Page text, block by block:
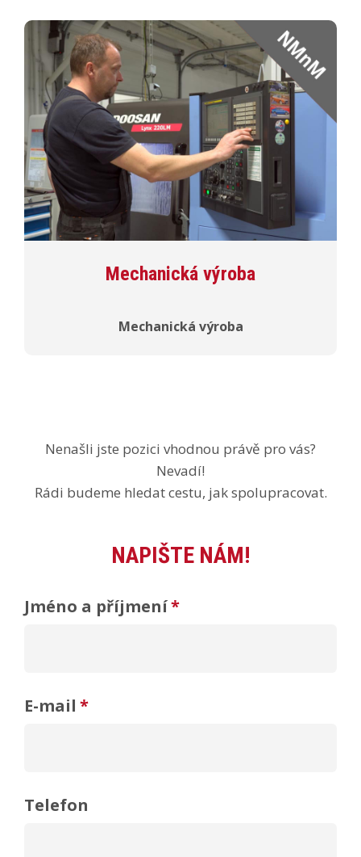
Mechanická výroba
Mechanická výroba
Nenašli jste pozici vhodnou právě pro vás?
Nevadí!
Rádi budeme hledat cestu, jak spolupracovat.
NAPIŠTE NÁM!
Jméno a příjmení*
E-mail *
Telefon